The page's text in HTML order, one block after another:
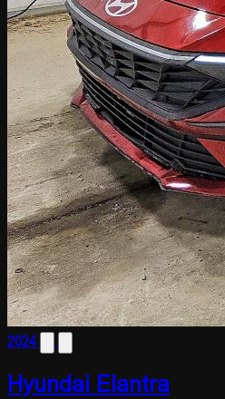
2024
Hyundai Elantra